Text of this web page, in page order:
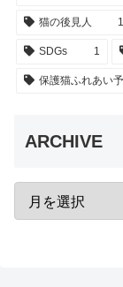
猫の後見人 1
SDGs 1
保護猫ふれあい
ARCHIVE